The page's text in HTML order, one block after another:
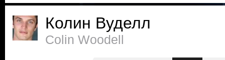
Колин Вуделл
Colin Woodell